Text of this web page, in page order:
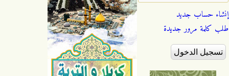
إنشاء حساب جديد
طلب كلمة مرور جديدة